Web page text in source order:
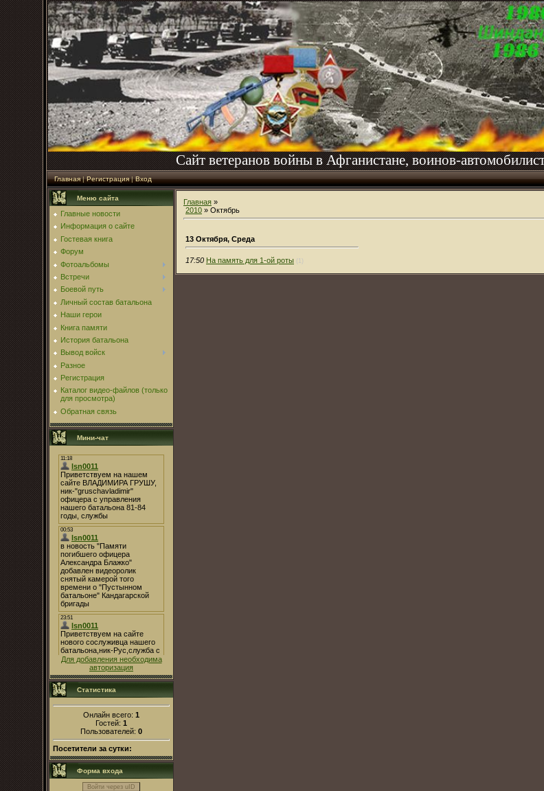
Сайт ветеранов войны в Афганистане, воинов-
Главная|Регистрация|Вход
Меню сайта
Главные новости
Информация о сайте
Гостевая книга
Форум
Фотоальбомы
Встречи
Боевой путь
Личный состав батальона
Наши герои
Книга памяти
История батальона
Вывод войск
Разное
Регистрация
Каталог видео-файлов (только
для просмотра)
Обратная связь
Мини-чат
Для добавления необходима
авторизация
Статистика
Онлайн всего: 1
Гостей: 1
Пользователей: 0
Посетители за сутки:
Форма входа
Войти через uID
Главная »
2010 » Октябрь
13 Октября, Среда
17:50 На память для 1-ой роты